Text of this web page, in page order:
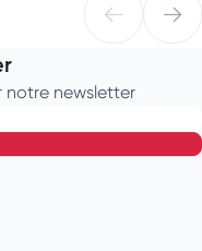
notre newsletter